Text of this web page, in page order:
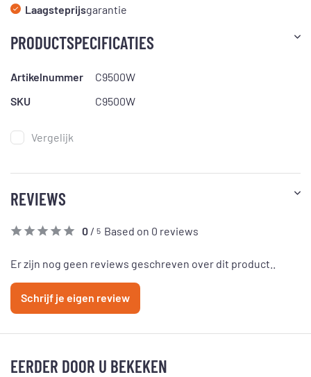
Laagsteprijsgarantie
PRODUCTSPECIFICATIES
Artikelnummer
C9500W
SKU
C9500W
Vergelijk
REVIEWS
0 / 5 Based on 0 reviews
Er zijn nog geen reviews geschreven over dit product..
Schrijf je eigen review
EERDER DOOR U BEKEKEN